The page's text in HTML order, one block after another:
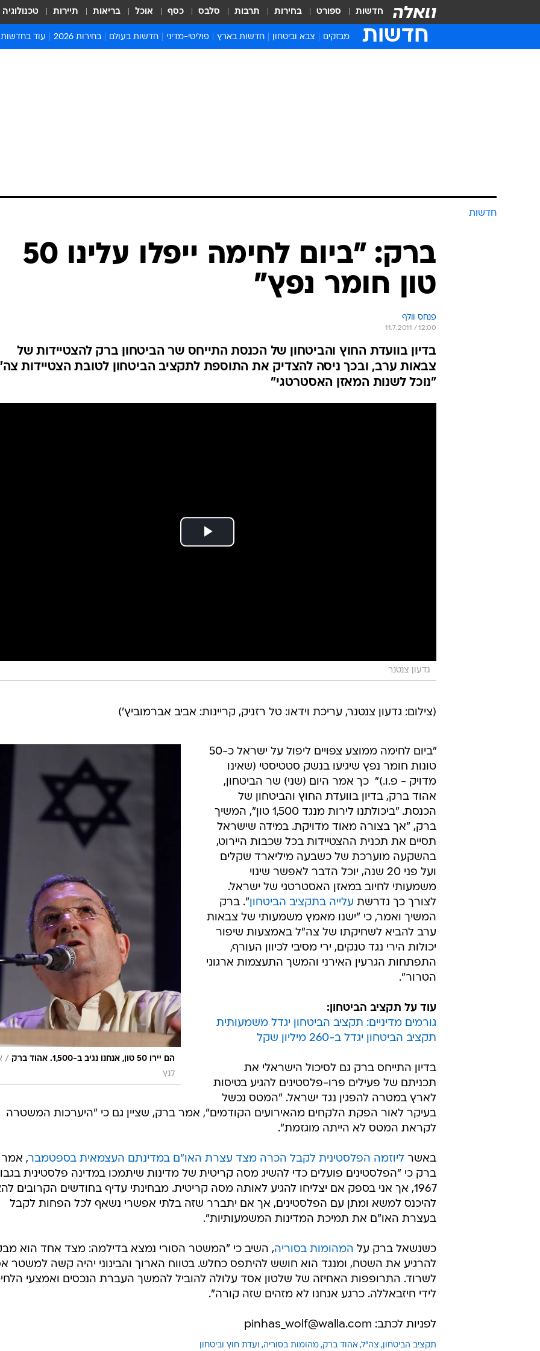
חדשות ספורט בחירות תרבות סלבס כסף אוכל בריאות תיירות טכנולוגיה
חדשות מבזקים צבא וביטחון חדשות בארץ פוליטי-מדיני חדשות בעולם בחירות 2026 עוד בחדשות
חדשות
חדשות
ברק: "ביום לחימה ייפלו עלינו 50
טון חומר נפץ"
פנחס וולף
11.7.2011 / 12:00
בדיון בוועדת החוץ והביטחון של הכנסת התייחס שר הביטחון ברק להצטיידות של
צבאות ערב, ובכך ניסה להצדיק את התוספת לתקציב הביטחון לטובת הצטיידות
"נוכל לשנות המאזן האסטרטגי"
גדעון צנטנר
(צילום: גדעון צנטנר, עריכת וידאו: טל רזניק, קריינות: אביב אברמוביץ')
הם יירו 50 טון, אנחנו נגיב ב-1,500. אהוד ברק /
לנץ
"ביום לחימה ממוצע צפויים ליפול על ישראל כ-50
טונות חומר נפץ שיגיעו בנשק סטטיסטי (שאינו
מדויק - פ.ו.)"  כך אמר היום (שני) שר הביטחון,
אהוד ברק, בדיון בוועדת החוץ והביטחון של
הכנסת. "ביכולתנו לירות מנגד 1,500 טון", המשיך
ברק, "אך בצורה מאוד מדויקת. במידה שישראל
תסיים את תכנית ההצטיידות בכל שכבות היירוט,
בהשקעה מוערכת של כשבעה מיליארד שקלים
ועל פני 20 שנה, יוכל הדבר לאפשר שינוי
משמעותי לחיוב במאזן האסטרטגי של ישראל.
לצורך כך נדרשת עלייה בתקציב הביטחון". ברק
המשיך ואמר, כי "ישנו מאמץ משמעותי של צבאות
ערב להביא לשחיקתו של צה"ל באמצעות שיפור
יכולות הירי נגד טנקים, ירי מסיבי לכיוון העורף,
התפתחות הגרעין האירני והמשך התעצמות ארגוני
הטרור".
עוד על תקציב הביטחון:
גורמים מדיניים: תקציב הביטחון יגדל משמעותית
תקציב הביטחון יגדל ב-260 מיליון שקל
בדיון התייחס ברק גם לסיכול הישראלי את
תכניתם של פעילים פרו-פלסטינים להגיע בטיסות
לארץ במטרה להפגין נגד ישראל. "המטס נכשל
בעיקר לאור הפקת הלקחים מהאירועים הקודמים", אמר ברק, שציין גם כי "היערכות המשטרה
לקראת המטס לא הייתה מוגזמת".
באשר ליוזמה הפלסטינית לקבל הכרה מצד עצרת האו"ם במדינתם העצמאית בספטמבר, אמר
ברק כי "הפלסטינים פועלים כדי להשיג מסה קריטית של מדינות שיתמכו במדינה פלסטינית
1967, אך אני בספק אם יצליחו להגיע לאותה מסה קריטית. מבחינתי עדיף בחודשים הקרובים
להיכנס למשא ומתן עם הפלסטינים, אך אם יתברר שזה בלתי אפשרי נשאף לכל הפחות לקבל
בעצרת האו"ם את תמיכת המדינות המשמעותיות".
כשנשאל ברק על המהומות בסוריה, השיב כי "המשטר הסורי נמצא בדילמה: מצד אחד הוא
להרגיע את השטח, ומנגד הוא חושש להיתפס כחלש. בטווח הארוך והבינוני יהיה קשה למשטר
לשרוד. התרופפות האחיזה של שלטון אסד עלולה להוביל להמשך העברת הנכסים ואמצעי
לידי חיזבאללה. כרגע אנחנו לא מזהים שזה קורה".
לפניות לכתב: pinhas_wolf@walla.com
תקציב הביטחון צה"ל אהוד ברק מהומות בסוריה ועדת חוץ וביטחון